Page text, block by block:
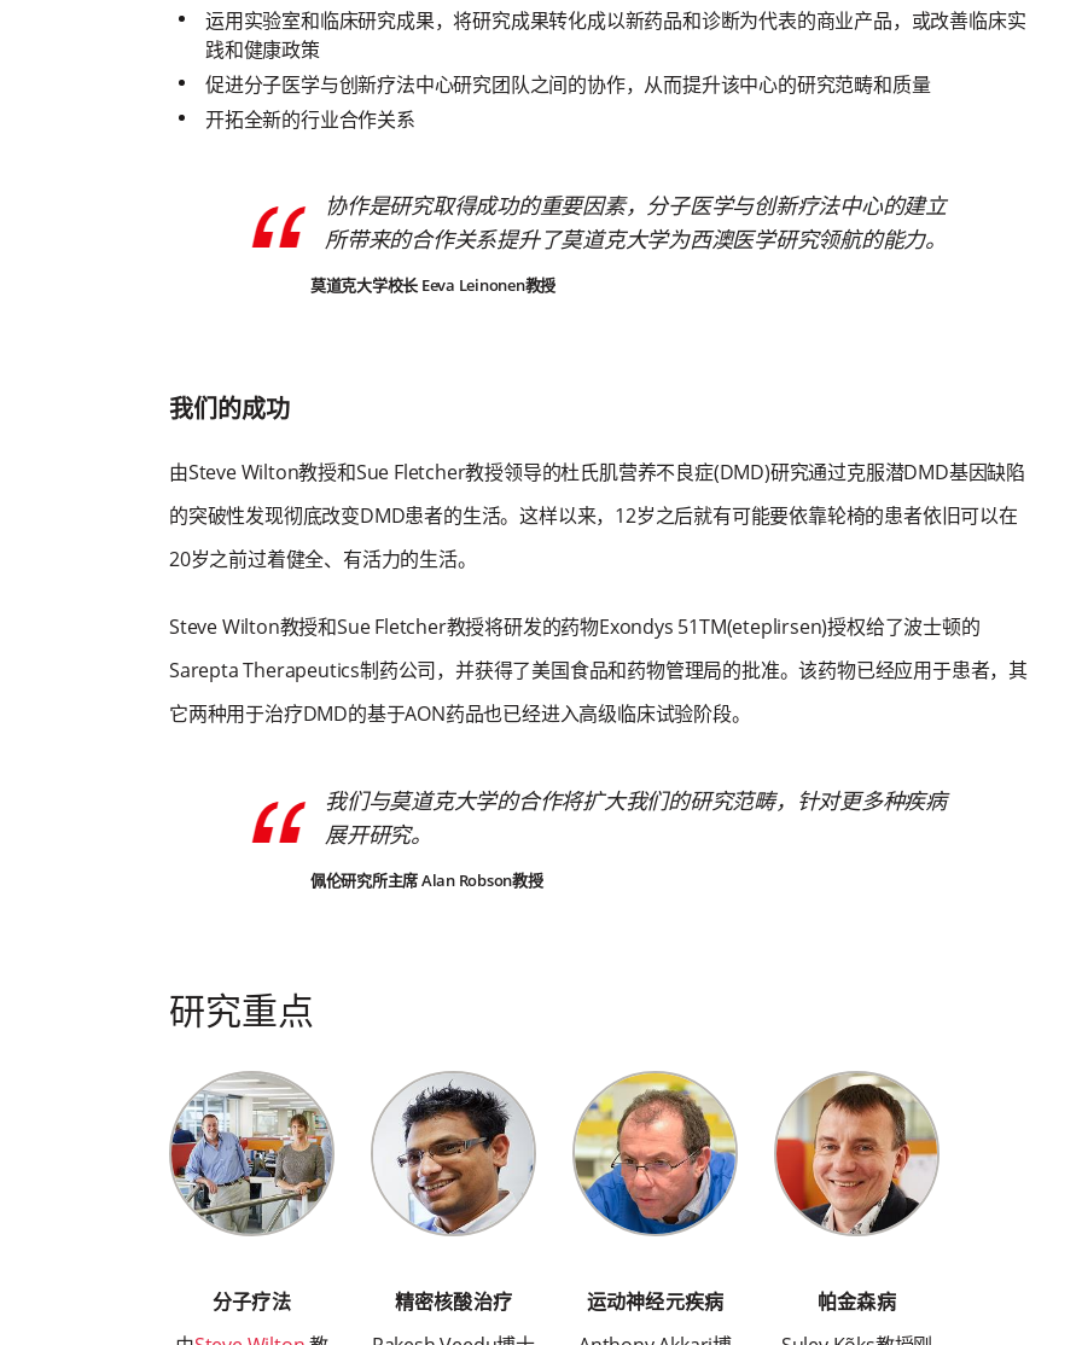
运用实验室和临床研究成果，将研究成果转化成以新药品和诊断为代表的商业产品，或改善临床实
践和健康政策
促进分子医学与创新疗法中心研究团队之间的协作，从而提升该中心的研究范畴和质量
开拓全新的行业合作关系
协作是研究取得成功的重要因素，分子医学与创新疗法中心的建立
所带来的合作关系提升了莫道克大学为西澳医学研究领航的能力。
莫道克大学校长 Eeva Leinonen教授
我们的成功
由Steve Wilton教授和Sue Fletcher教授领导的杜氏肌营养不良症(DMD)研究通过克服潜DMD基因缺陷
的突破性发现彻底改变DMD患者的生活。这样以来，12岁之后就有可能要依靠轮椅的患者依旧可以在
20岁之前过着健全、有活力的生活。
Steve Wilton教授和Sue Fletcher教授将研发的药物Exondys 51TM(eteplirsen)授权给了波士顿的
Sarepta Therapeutics制药公司，并获得了美国食品和药物管理局的批准。该药物已经应用于患者，其
它两种用于治疗DMD的基于AON药品也已经进入高级临床试验阶段。
我们与莫道克大学的合作将扩大我们的研究范畴，针对更多种疾病
展开研究。
佩伦研究所主席 Alan Robson教授
研究重点
分子疗法
精密核酸治疗
运动神经元疾病
帕金森病